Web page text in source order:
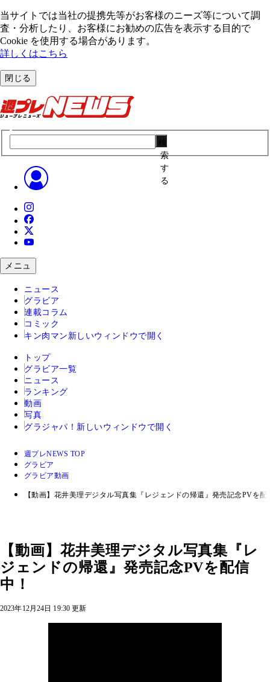
当サイトでは当社の提携先等がお客様のニーズ等について調
査・分析したり、お客様にお勧めの広告を表⽰する⽬的で
Cookie を使⽤する場合があります。
詳しくはこちら
閉じる
索
す
る
メニュ
ニュース
グラビア
連載コラム
コミック
キン肉マン 新しいウィンドウで開く
トップ
グラビア一覧
ニュース
ランキング
動画
写真
グラジャパ！ 新しいウィンドウで開く
週プレNEWS TOP
グラビア
グラビア動画
【動画】花井美理デジタル写真集『レジェンドの帰還』発売記念PVを配
【動画】花井美理デジタル写真集『レ
ジェンドの帰還』発売記念PVを配信
中！
2023年12月24日 19:30 更新